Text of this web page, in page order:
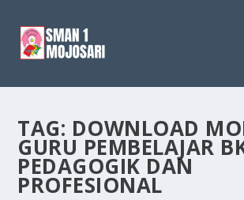
TAG: DOWNLOAD
GURU PEMBELAJAR
PEDAGOGIK DAN
PROFESIONAL